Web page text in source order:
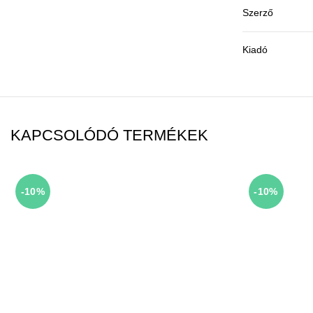
Szerző
Kiadó
KAPCSOLÓDÓ TERMÉKEK
-10% -10%